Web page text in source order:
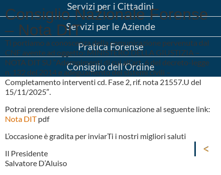
Servizi per i Cittadini
Servizi per le Aziende
Pratica Forense
Consiglio dell’Ordine
Consiglio Nazionale Forense
– Nota DIT
Ti portiamo a conoscenza della comunicazione pervenuta dal
CNF avente ad oggetto: MINISTERO DELLA GIUSTIZIA –
NOTA DIT SU “Adempimenti di cui all’art. 6 del decreto-legge
n. 132 del 2014 e adeguamento dei sistemi civili –
Completamento interventi cd. Fase 2, rif. nota 21557.U del
15/11/2025″.
Potrai prendere visione della comunicazione al seguente link:
Nota DITpdf
L’occasione è gradita per inviarTi i nostri migliori saluti
Il Presidente
Salvatore D’Aluiso